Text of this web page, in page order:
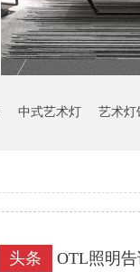
中式艺术灯 艺术灯
OTL照明
头条